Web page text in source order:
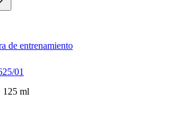
de entrenamiento
01
125 ml